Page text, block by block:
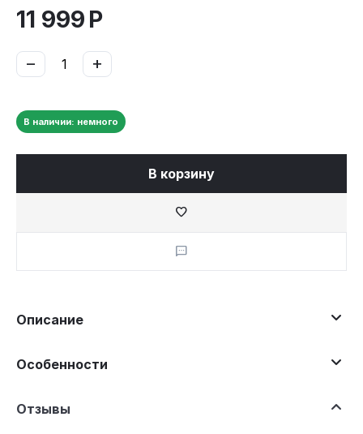
11 999 Р
+
−
В наличии: немного
В корзину
Описание
Особенности
Отзывы